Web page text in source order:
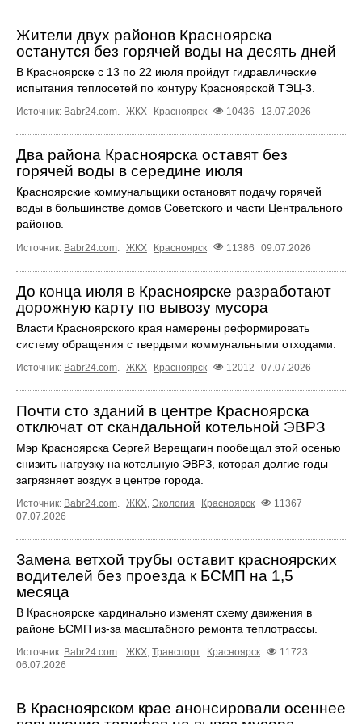
Жители двух районов Красноярска
останутся без горячей воды на десять дней
В Красноярске с 13 по 22 июля пройдут гидравлические
испытания теплосетей по контуру Красноярской ТЭЦ-3.
Источник: Babr24.com. ЖКХ Красноярск 10436 13.07.2026
Два района Красноярска оставят без
горячей воды в середине июля
Красноярские коммунальщики остановят подачу горячей
воды в большинстве домов Советского и части Центрального
районов.
Источник: Babr24.com ЖКХ Красноярск 11386 09.07.2026
До конца июля в Красноярске разработают
дорожную карту по вывозу мусора
Власти Красноярского края намерены реформировать
систему обращения с твердыми коммунальными отходами.
Источник: Babr24.com ЖКХ Красноярск 12012 07.07.2026
Почти сто зданий в центре Красноярска
отключат от скандальной котельной ЭВРЗ
Мэр Красноярска Сергей Верещагин пообещал этой осенью
снизить нагрузку на котельную ЭВРЗ, которая долгие годы
загрязняет воздух в центре города.
Источник: Babr24.com ЖКХ Экология Красноярск
11367
07.07.2026
Замена ветхой трубы оставит красноярских
водителей без проезда к БСМП на 1,5
месяца
В Красноярске кардинально изменят схему движения в
районе БСМП из-за масштабного ремонта теплотрассы.
Источник: Babr24.com. ЖКХ, Транспорт Красноярск
11723
06.07.2026
В Красноярском крае анонсировали осеннее